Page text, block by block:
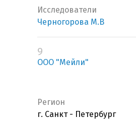
Исследователи
Черногорова М.В
9
ООО "Мейли"
Регион
г. Санкт - Петербург